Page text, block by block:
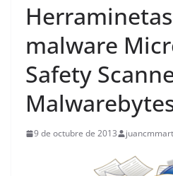
malware
Safety
9 de octubre de 2013